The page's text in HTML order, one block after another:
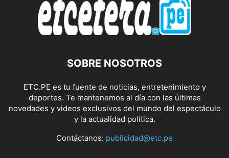
SOBRE NOSOTROS
ETC.PE es tu fuente de noticias, entretenimiento y
deportes. Te mantenemos al día con las últimas
novedades y videos exclusivos del mundo del espectáculo
y la actualidad política.
Contáctanos: publicidad@etc.pe